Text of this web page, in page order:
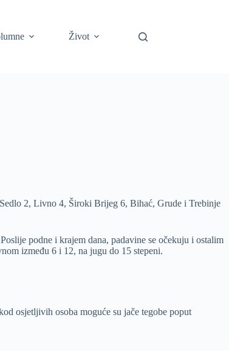
Život
2, Livno 4, Široki Brijeg 6, Bihać, Grude i Trebinje
podne i krajem dana, padavine se očekuju i ostalim
između 6 i 12, na jugu do 15 stepeni.
osjetljivih osoba moguće su jače tegobe poput